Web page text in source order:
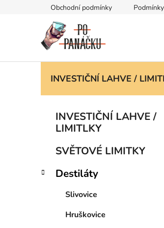
Obchodní podmínky
INVESTIČNÍ LAHVE /
a
Přeskočit
kategorie
r
INVESTIČNÍ LAHVE /
LIMITLKY
SVĚTOVÉ LIMITKY
Destiláty
Slivovice
Hruškovice